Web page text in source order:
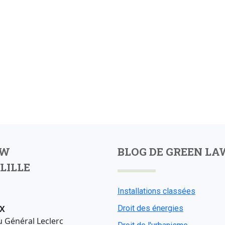
Général Leclerc
BLOG DE GREEN
Installations classées
Droit des énergies